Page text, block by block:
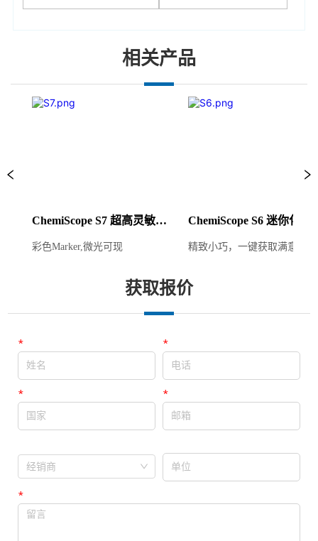
相关产品
ChemiScope S7 超高灵敏迷
你化学发光成像仪
彩色Marker,微光可现
ChemiScope S6 迷你化学
光成像仪
精致小巧，一键获取满意化
获取报价
*姓名 *电话
*国家 *邮箱
经销商
*留言